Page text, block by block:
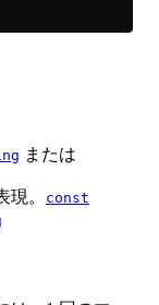
または
。
const